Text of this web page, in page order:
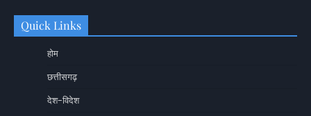
Quick Links
होम
छत्तीसगढ़
देश-विदेश